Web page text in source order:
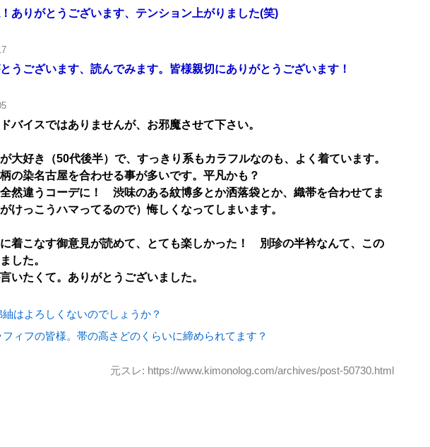
ありがとうございます、テンション上がりました(笑)
うございます、読んでみます。皆様親切にありがとうございます！
バイスではありませんが、お邪魔させて下さい。
大好き（50代後半）で、すっきり系もカラフルなのも、よく着ています。
の染名古屋を合わせる事が多いです。平凡かも？
然違うコーデに！ 渋味のある紋博多とか洒落袋とか、織帯を合わせてま
けっこうハマってるので）悔しくなってしまいます。
着こなす御意見が読めて、とても楽しかった！ 別珍の半衿なんて、この
した。
いたくて。ありがとうございました。
はよろしくないのでしょうか？
ィフの皆様。帯の高さどのくらいに締められてます？
元スレ: https://www.kimonolog.com/archives/post-50730.html